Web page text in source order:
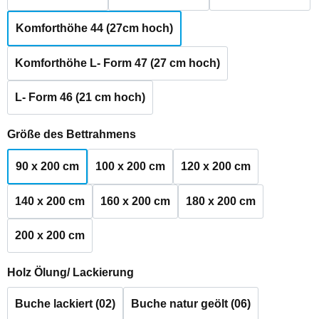
Komforthöhe 44 (27cm hoch)
Komforthöhe L- Form 47 (27 cm hoch)
L- Form 46 (21 cm hoch)
Größe des Bettrahmensauswählen
90 x 200 cm 100 x 200 cm 120 x 200 cm
140 x 200 cm 160 x 200 cm 180 x 200 cm
200 x 200 cm
Holz Ölung/ Lackierung
Buche lackiert (02) Buche natur geölt (06)